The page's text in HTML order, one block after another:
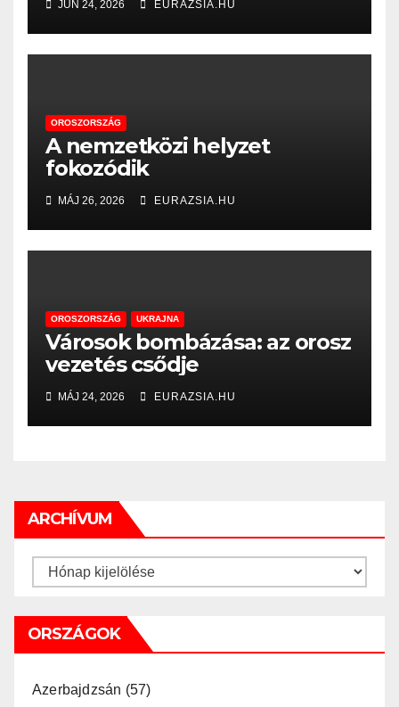
JÚN 24, 2026 EURAZSIA.HU
OROSZORSZÁG
A nemzetközi helyzet
fokozódik
MÁJ 26, 2026 EURAZSIA.HU
OROSZORSZÁG UKRAJNA
Városok bombázása: az orosz
vezetés csődje
MÁJ 24, 2026 EURAZSIA.HU
ARCHÍVUM
Archívum
ORSZÁGOK
Azerbajdzsán (57)